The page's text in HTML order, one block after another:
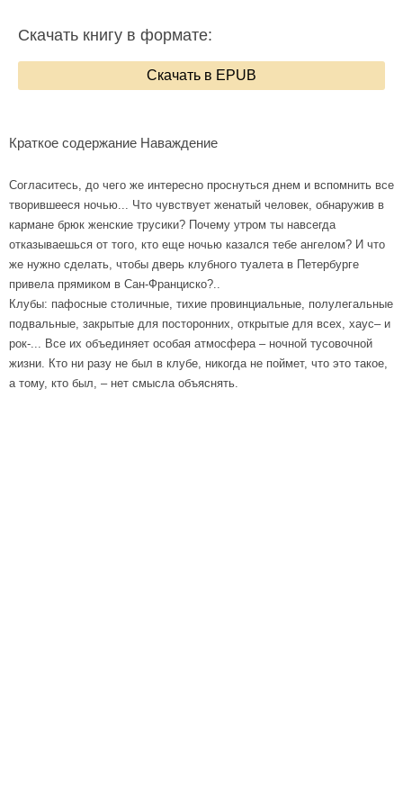
Скачать книгу в формате:
Скачать в EPUB
Краткое содержание Наваждение
Согласитесь, до чего же интересно проснуться днем и вспомнить все
творившееся ночью... Что чувствует женатый человек, обнаружив в
кармане брюк женские трусики? Почему утром ты навсегда
отказываешься от того, кто еще ночью казался тебе ангелом? И что
же нужно сделать, чтобы дверь клубного туалета в Петербурге
привела прямиком в Сан-Франциско?..
Клубы: пафосные столичные, тихие провинциальные, полулегальные
подвальные, закрытые для посторонних, открытые для всех, хаус– и
рок-... Все их объединяет особая атмосфера – ночной тусовочной
жизни. Кто ни разу не был в клубе, никогда не поймет, что это такое,
а тому, кто был, – нет смысла объяснять.